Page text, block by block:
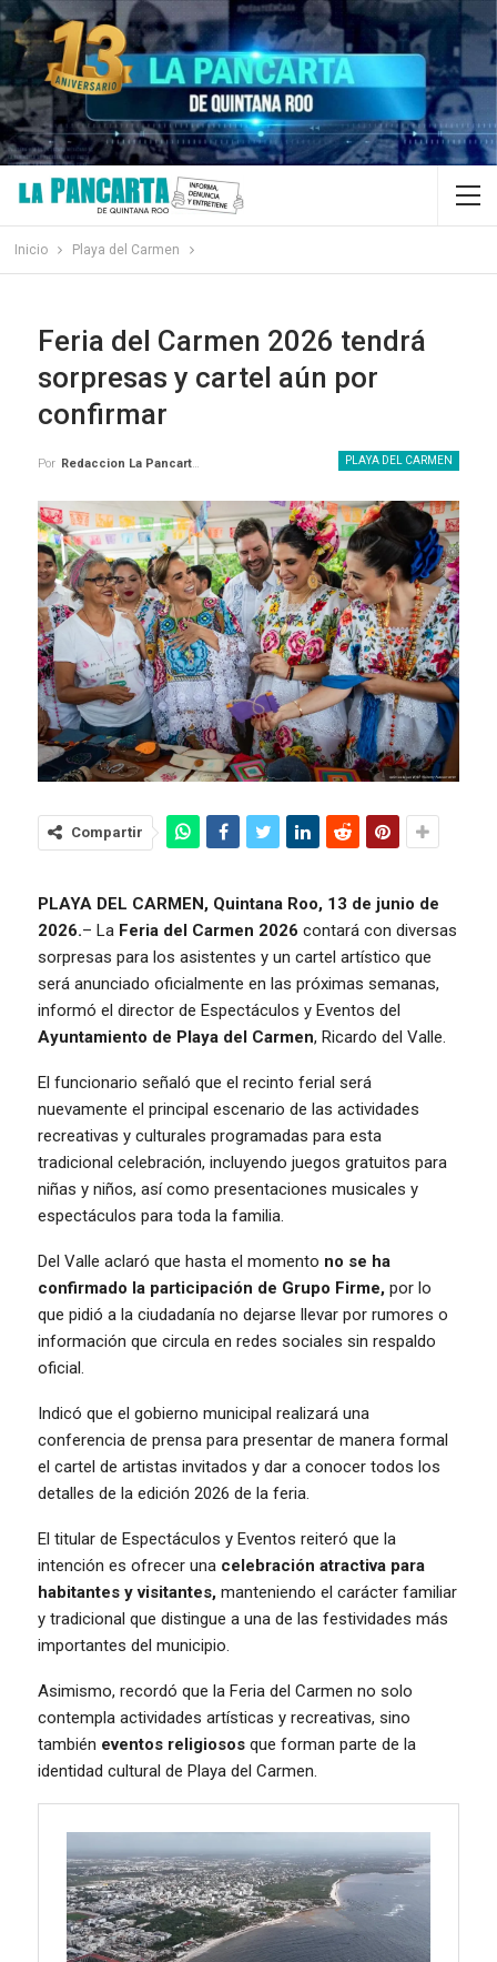
Inicio Playa del Carmen
Feria del Carmen 2026 tendrá
sorpresas y cartel aún por
confirmar
PLAYA DEL CARMEN
Por Redaccion La Pancarta De Quintana Roo
Compartir
PLAYA DEL CARMEN, Quintana Roo, 13 de junio de
2026.– La Feria del Carmen 2026 contará con diversas
sorpresas para los asistentes y un cartel artístico que
será anunciado oficialmente en las próximas semanas,
informó el director de Espectáculos y Eventos del
Ayuntamiento de Playa del Carmen, Ricardo del Valle.
El funcionario señaló que el recinto ferial será
nuevamente el principal escenario de las actividades
recreativas y culturales programadas para esta
tradicional celebración, incluyendo juegos gratuitos para
niñas y niños, así como presentaciones musicales y
espectáculos para toda la familia.
Del Valle aclaró que hasta el momento no se ha
confirmado la participación de Grupo Firme, por lo
que pidió a la ciudadanía no dejarse llevar por rumores o
información que circula en redes sociales sin respaldo
oficial.
Indicó que el gobierno municipal realizará una
conferencia de prensa para presentar de manera formal
el cartel de artistas invitados y dar a conocer todos los
detalles de la edición 2026 de la feria.
El titular de Espectáculos y Eventos reiteró que la
intención es ofrecer una celebración atractiva para
habitantes y visitantes, manteniendo el carácter familiar
y tradicional que distingue a una de las festividades más
importantes del municipio.
Asimismo, recordó que la Feria del Carmen no solo
contempla actividades artísticas y recreativas, sino
también eventos religiosos que forman parte de la
identidad cultural de Playa del Carmen.